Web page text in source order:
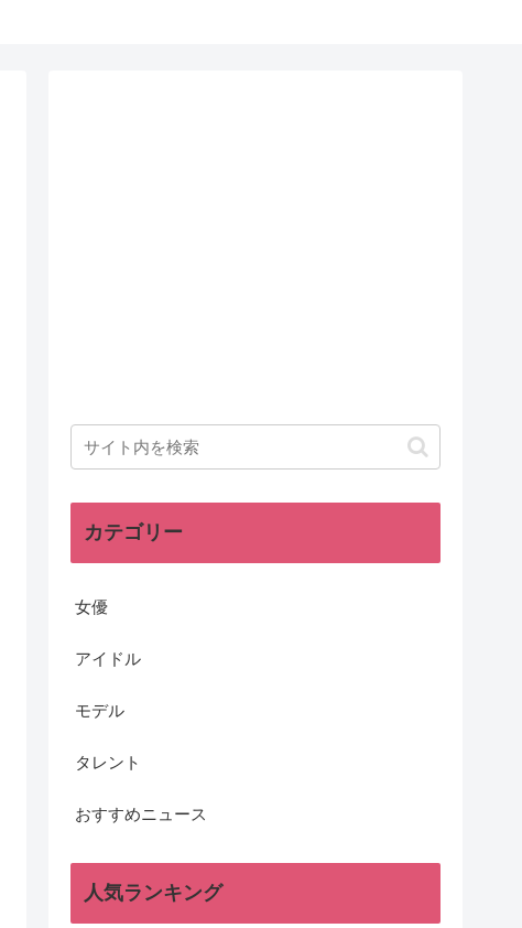
カテゴリー
女優
アイドル
モデル
タレント
おすすめニュース
人気ランキング